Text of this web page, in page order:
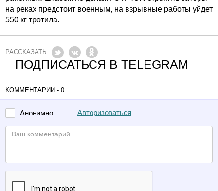
на реках предстоит военным, на взрывные работы уйдет
550 кг тротила.
РАССКАЗАТЬ
ПОДПИСАТЬСЯ В TELEGRAM
КОММЕНТАРИИ - 0
Анонимно Авторизоваться